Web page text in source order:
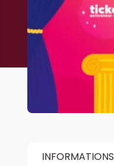
INFORMATIONS